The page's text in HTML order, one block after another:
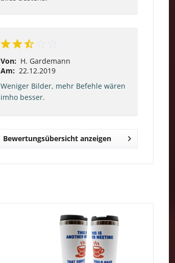
Von: H. Gardemann
Am: 22.12.2019
Weniger Bilder, mehr Befehle wären
imho besser.
Bewertungsübersicht anzeigen